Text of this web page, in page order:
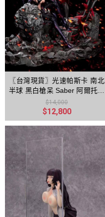
〖台灣現貨〗光速帕斯卡 南北
半球 黑白槍呆 Saber 阿爾托莉
$14,000
$12,800